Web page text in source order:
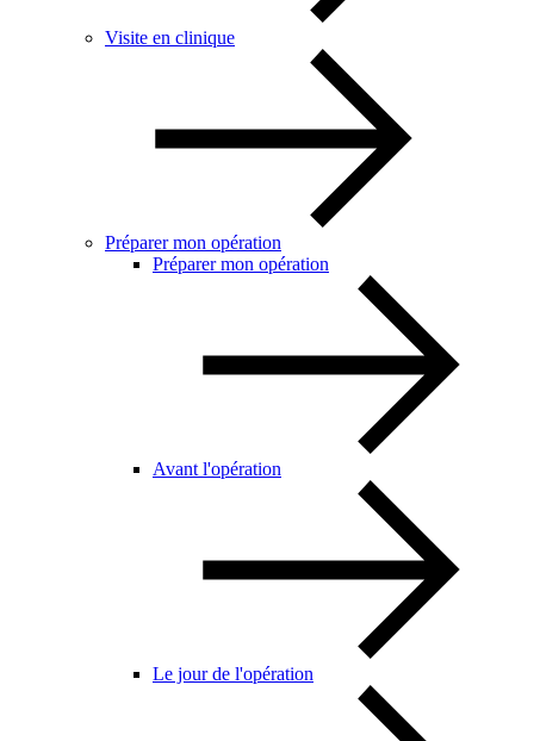
Visite en clinique
Préparer mon opération
Préparer mon opération
Avant l'opération
Le jour de l'opération